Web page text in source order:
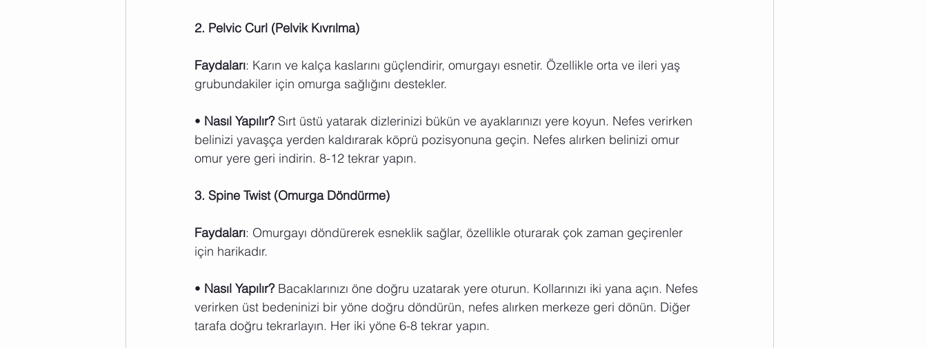
2. Pelvic Curl (Pelvik Kıvrılma)
Faydaları: Karın ve kalça kaslarını güçlendirir, omurgayı esnetir. Özellikle orta ve ileri yaş
grubundakiler için omurga sağlığını destekler.
• Nasıl Yapılır? Sırt üstü yatarak dizlerinizi bükün ve ayaklarınızı yere koyun. Nefes verirken
belinizi yavaşça yerden kaldırarak köprü pozisyonuna geçin. Nefes alırken belinizi omur
omur yere geri indirin. 8-12 tekrar yapın.
3. Spine Twist (Omurga Döndürme)
Faydaları: Omurgayı döndürerek esneklik sağlar, özellikle oturarak çok zaman geçirenler
için harikadır.
• Nasıl Yapılır? Bacaklarınızı öne doğru uzatarak yere oturun. Kollarınızı iki yana açın. Nefes
verirken üst bedeninizi bir yöne doğru döndürün, nefes alırken merkeze geri dönün. Diğer
tarafa doğru tekrarlayın. Her iki yöne 6-8 tekrar yapın.